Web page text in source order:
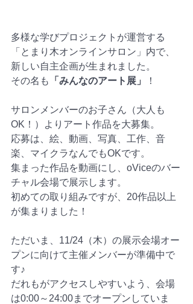
多様な学びプロジェクトが運営する
「とまり木オンラインサロン」内で、
新しい自主企画が生まれました。
その名も
「みんなのアート展」 ！
サロンメンバーのお子さん（大人も
OK！）よりアート作品を大募集。
応募は、絵、動画、写真、工作、音
楽、マイクラなんでもOKです。
集まった作品を動画にし、oViceのバー
チャル会場で展示します。
初めての取り組みですが、20作品以上
が集まりました！
ただいま、11/24（木）の展示会場オー
プンに向けて主催メンバーが準備中で
す♪
だれもがアクセスしやすいよう、会場
は0:00～24:00までオープンしていま